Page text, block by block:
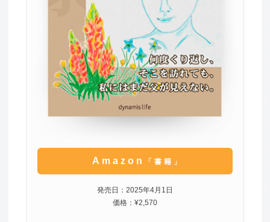
Amazon 「書籍」
発売日：2025年4月1日
価格：¥2,570